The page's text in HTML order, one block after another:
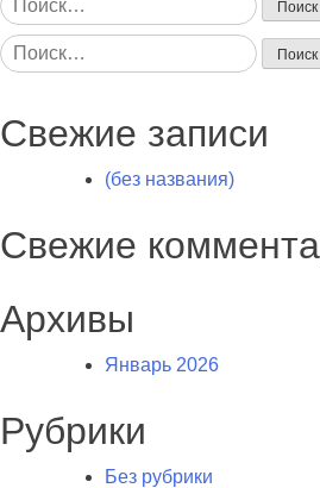
Найти:
Свежие записи
(без названия)
Свежие
Архивы
Январь 2026
Рубрики
Без рубрики